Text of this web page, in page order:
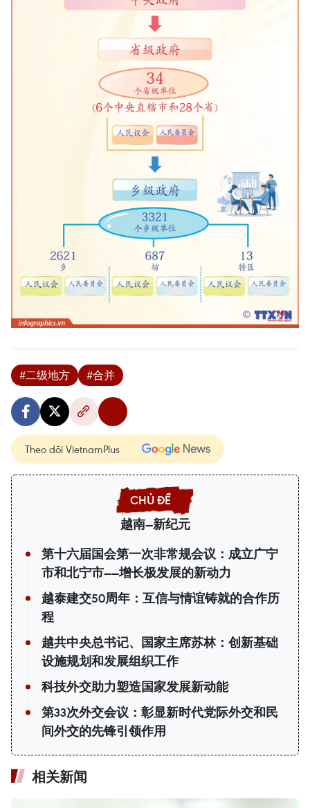
#二级地方 #合并
Theo dõi VietnamPlus
越南—新纪元
第十六届国会第一次非常规会议：成立广宁
市和北宁市——增长极发展的新动力
越泰建交50周年：互信与情谊铸就的合作历
程
越共中央总书记、国家主席苏林：创新基础
设施规划和发展组织工作
科技外交助力塑造国家发展新动能
第33次外交会议：彰显新时代党际外交和民
间外交的先锋引领作用
相关新闻